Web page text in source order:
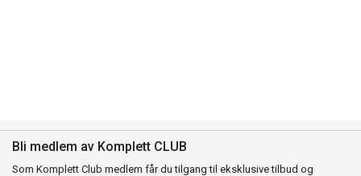
Bli medlem av Komplett CLUB
Som Komplett Club medlem får du tilgang til eksklusive tilbud og